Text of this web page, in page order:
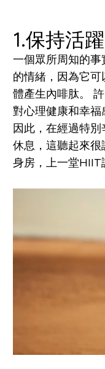
1.保持活躍
一個眾所周知的
的情緒，因為它
體產生內啡肽。
對心理健康和幸福
因此，在經過特
休息，這聽起來很
身房，上一堂HIIT